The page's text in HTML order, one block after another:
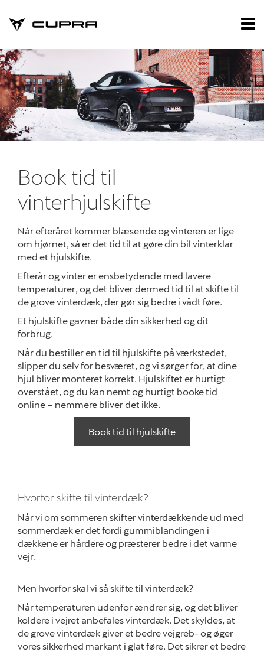
Nye biler
Brugte biler
Privatleasing
Tilbehør
Om os
Sociale medier
Book tid til
vinterhjulskifte
Når efteråret kommer blæsende og vinteren er lige
om hjørnet, så er det tid til at gøre din bil vinterklar
med et hjulskifte.
Efterår og vinter er ensbetydende med lavere
temperaturer, og det bliver dermed tid til at skifte til
de grove vinterdæk, der gør sig bedre i vådt føre.
Et hjulskifte gavner både din sikkerhed og dit
forbrug.
Når du bestiller en tid til hjulskifte på værkstedet,
slipper du selv for besværet, og vi sørger for, at dine
hjul bliver monteret korrekt. Hjulskiftet er hurtigt
overstået, og du kan nemt og hurtigt booke tid
online – nemmere bliver det ikke.
Book tid til hjulskifte
Hvorfor skifte til vinterdæk?
Når vi om sommeren skifter vinterdækkende ud med
sommerdæk er det fordi gummiblandingen i
dækkene er hårdere og præsterer bedre i det varme
vejr.
Men hvorfor skal vi så skifte til vinterdæk?
Når temperaturen udenfor ændrer sig, og det bliver
koldere i vejret anbefales vinterdæk. Det skyldes, at
de grove vinterdæk giver et bedre vejgreb- og øger
vores sikkerhed markant i glat føre. Det sikrer et bedre